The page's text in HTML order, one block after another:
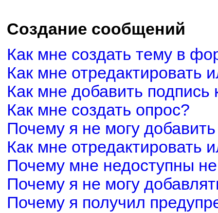
Создание сообщений
Как мне создать тему в
Как мне отредактировать
Как мне добавить
Как мне создать опрос?
Почему я не могу
Как мне отредактировать
Почему мне недоступны
Почему я не могу
Почему я получил